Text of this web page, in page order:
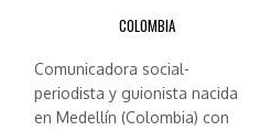
COLOMBIA
Comunicadora social-
periodista y guionista nacida
en Medellín (Colombia) con